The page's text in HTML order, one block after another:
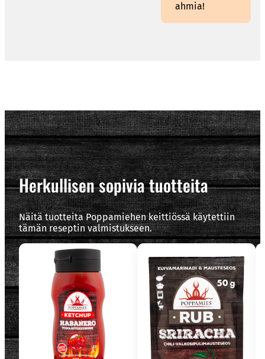
ahmia!
Herkullisen sopivia tuotteita
Näitä tuotteita Poppamiehen keittiössä käytettiin
tämän reseptin valmistukseen.